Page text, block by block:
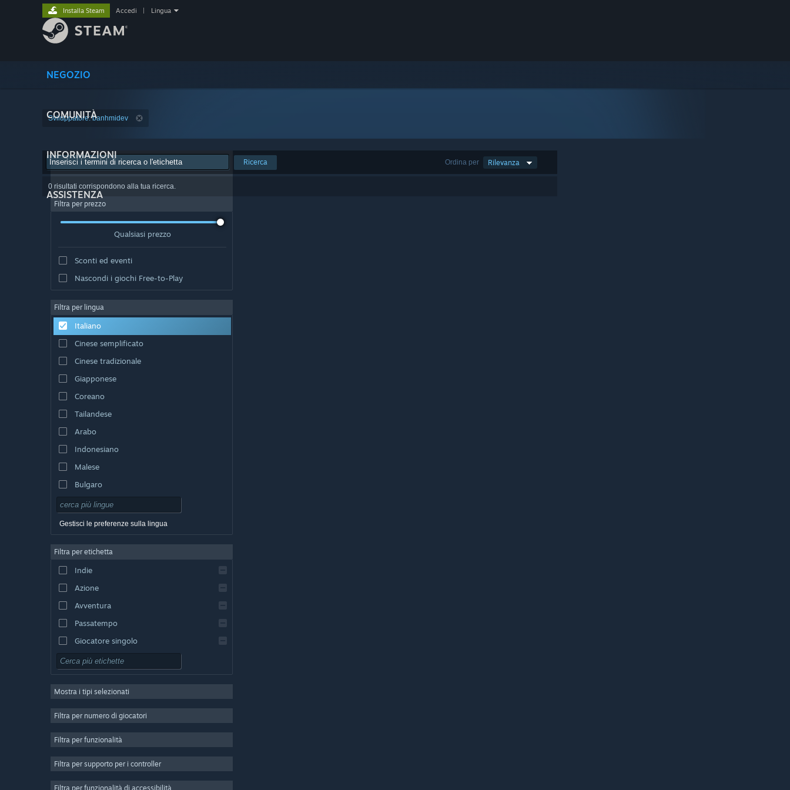
NEGOZIO
COMUNITÀ
INFORMAZIONI
ASSISTENZA
Installa Steam Accedi Lingua
Sviluppatore: banhmidev
Ordina per Rilevanza
Ricerca
0 risultati corrispondono alla tua ricerca.
Filtra per prezzo
Qualsiasi prezzo
Sconti ed eventi
Nascondi i giochi Free-to-Play
Filtra per lingua
Italiano
Cinese semplificato
Cinese tradizionale
Giapponese
Coreano
Tailandese
Arabo
Indonesiano
Malese
Bulgaro
Ceco
Danese
Inglese
Spagnolo - Spagna
Spagnolo - America Latina
Gestisci le preferenze sulla lingua
Filtra per etichetta
Indie
Azione
Avventura
Passatempo
Giocatore singolo
Simulazione
Strategia
Free-to-Play
Mostra i tipi selezionati
Filtra per numero di giocatori
Filtra per funzionalità
Filtra per supporto per i controller
Filtra per funzionalità di accessibilità